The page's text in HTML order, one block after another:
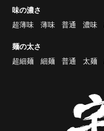
味の濃さ
超薄味
薄味 普通 濃味
麺の太さ
超細麺
細麺 普通 太麺